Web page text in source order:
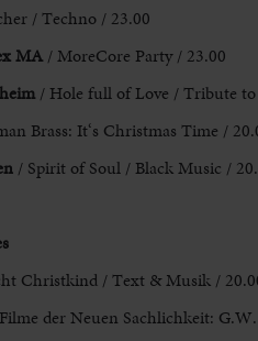
/ Techno / 23.00
MA / MoreCore Party / 23.00
/ Hole full of Love / Tribute
Brass: It‘s Christmas Time /
/ Spirit of Soul / Black Music /
Christkind / Text & Musik /
der Neuen Sachlichkeit: